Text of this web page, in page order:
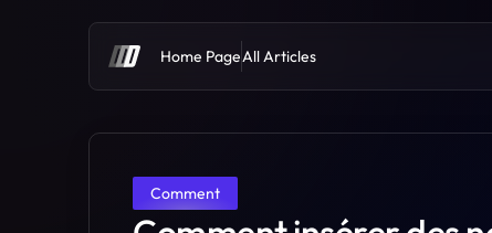
Home PageAll Articles
Comment